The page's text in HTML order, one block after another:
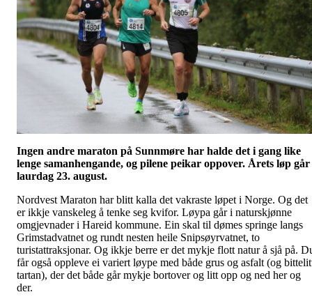
Ingen andre maraton på Sunnmøre har halde det i gang like
lenge samanhengande, og pilene peikar oppover. Årets løp går
laurdag 23. august.
Nordvest Maraton har blitt kalla det vakraste løpet i Norge. Og det
er ikkje vanskeleg å tenke seg kvifor. Løypa går i naturskjønne
omgjevnader i Hareid kommune. Ein skal til dømes springe langs
Grimstadvatnet og rundt nesten heile Snipsøyrvatnet, to
turistattraksjonar. Og ikkje berre er det mykje flott natur å sjå på.
får også oppleve ei variert løype med både grus og asfalt (og
tartan), der det både går mykje bortover og litt opp og ned her og
der.